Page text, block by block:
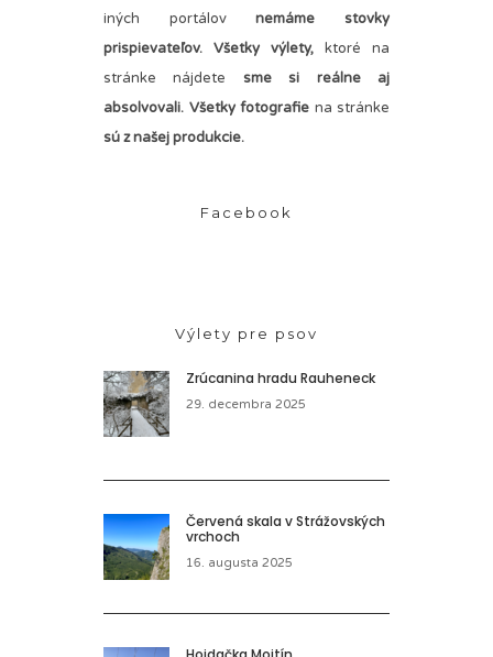
iných portálovnemáme stovky
prispievateľov. Všetky výlety, ktoré na
stránke nájdete sme si reálne aj
absolvovali. Všetky fotografie na stránke
sú z našej produkcie.
Facebook
Výlety pre psov
Zrúcanina hradu Rauheneck
29. decembra 2025
Červená skala v Strážovských
vrchoch
16. augusta 2025